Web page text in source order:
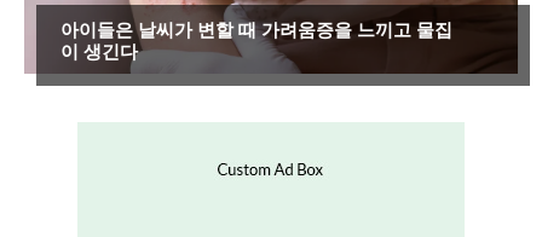
아이들은 날씨가 변할 때 가려움증을 느끼고 물집
이 생긴다